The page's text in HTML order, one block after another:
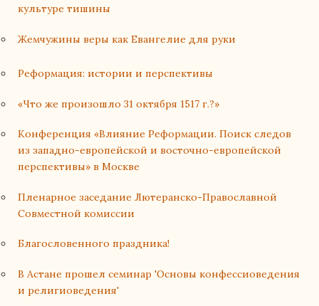
культуре тишины
Жемчужины веры как Евангелие для руки
Реформация: истории и перспективы
«Что же произошло 31 октября 1517 г.?»
Конференция «Влияние Реформации. Поиск следов
из западно-европейской и восточно-европейской
перспективы» в Москве
Пленарное заседание Лютеранско-Православной
Совместной комиссии
Благословенного праздника!
В Астане прошел семинар 'Основы конфессиоведения
и религиоведения'